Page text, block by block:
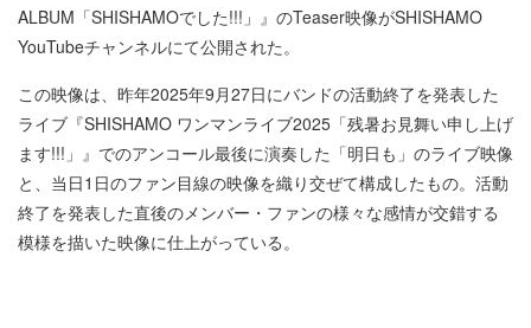
ALBUM「SHISHAMOでした!!!」』のTeaser映像がSHISHAMO
YouTubeチャンネルにて公開された。
この映像は、昨年2025年9月27日にバンドの活動終了を発表した
ライブ『SHISHAMO ワンマンライブ2025「残暑お見舞い申し上げ
ます!!!」』でのアンコール最後に演奏した「明日も」のライブ映像
と、当日1日のファン目線の映像を織り交ぜて構成したもの。活動
終了を発表した直後のメンバー・ファンの様々な感情が交錯する
模様を描いた映像に仕上がっている。